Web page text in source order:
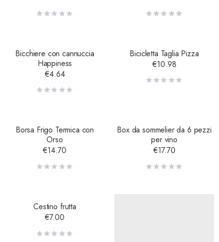
Bicchiere con cannuccia
Happiness
€4.64
Bicicletta Taglia Pizza
€10.98
Borsa Frigo Termica con
Orso
€14.70
Box da sommelier da 6 pezzi
per vino
€17.70
Cestino frutta
€7.00